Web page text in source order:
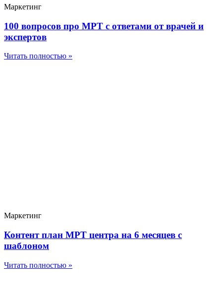
Маркетинг
100 вопросов про МРТ с ответами от врачей и
экспертов
Читать полностью »
Маркетинг
Контент план МРТ центра на 6 месяцев с
шаблоном
Читать полностью »